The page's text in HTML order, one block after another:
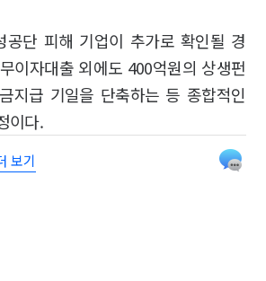
공단 피해 기업이 추가로 확인될 경
이자대출 외에도 400억원의 상생펀
지급 기일을 단축하는 등 종합적인
이다.
보기